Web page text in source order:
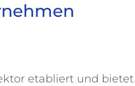
etabliert und bietet